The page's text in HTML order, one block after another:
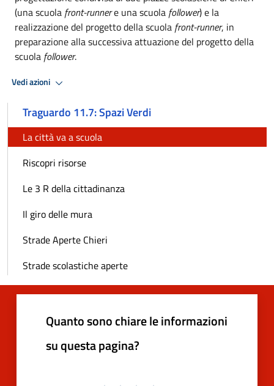
(una scuola front-runnere una scuola follower) e la
realizzazione del progetto della scuola front-runner, in
preparazione alla successiva attuazione del progetto della
scuola follower.
Vedi azioni
Traguardo 11.7: Spazi Verdi
La città va a scuola
Riscopri risorse
Le 3 R della cittadinanza
Il giro delle mura
Strade Aperte Chieri
Strade scolastiche aperte
Quanto sono chiare le informazioni
su questa pagina?